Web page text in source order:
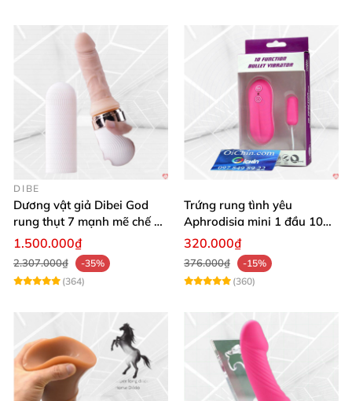
DIBE
Dương vật giả Dibei God
rung thụt 7 mạnh mẽ chế độ
tỏa nhiệt
1.500.000₫
2.307.000₫
-35%
(364)
Trứng rung tình yêu
Aphrodisia mini 1 đầu 10
chế độ rung đa năng
320.000₫
376.000₫
-15%
(360)